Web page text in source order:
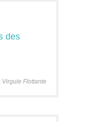
des
Virgule Flottante